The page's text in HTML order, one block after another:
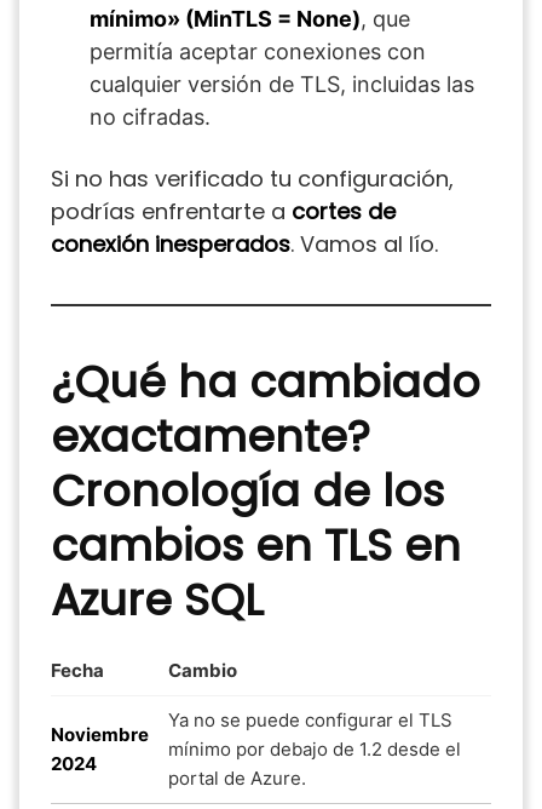
mínimo» (MinTLS = None), que
permitía aceptar conexiones con
cualquier versión de TLS, incluidas las
no cifradas.
Si no has verificado tu configuración,
podrías enfrentarte a cortes de
conexión inesperados. Vamos al lío.
¿Qué ha cambiado
exactamente?
Cronología de los
cambios en TLS en
Azure SQL
Fecha Cambio
Noviembre
2024
Ya no se puede configurar el TLS
mínimo por debajo de 1.2 desde el
portal de Azure.